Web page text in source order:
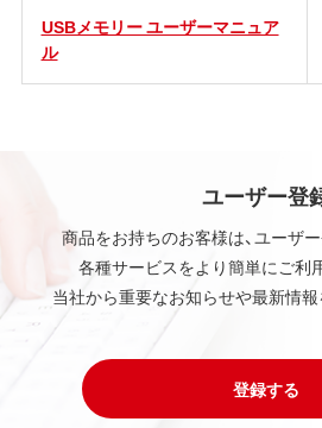
USBメモリー ユーザーマニュア
ル
ユーザー登
商品をお持ちのお客様は、ユーザ
各種サービスをより簡単にご利
当社から重要なお知らせや最新情報
登録する